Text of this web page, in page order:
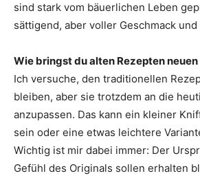
sind stark vom bäuerlichen Leben
sättigend, aber voller Geschmack
Wie bringst du alten Rezepten
Ich versuche, den traditionellen
bleiben, aber sie trotzdem an die
anzupassen. Das kann ein kleiner
sein oder eine etwas leichtere
Wichtig ist mir dabei immer: Der
Gefühl des Originals sollen erhalten